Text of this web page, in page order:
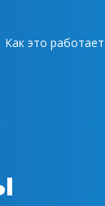
Как это работает